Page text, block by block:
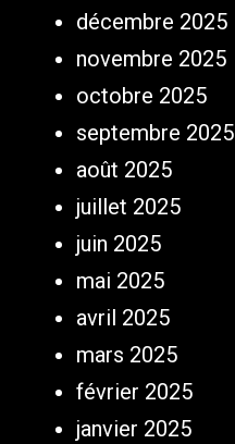
décembre 2025
novembre 2025
octobre 2025
septembre 2025
août 2025
juillet 2025
juin 2025
mai 2025
avril 2025
mars 2025
février 2025
janvier 2025